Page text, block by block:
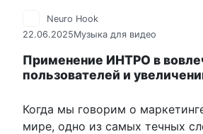
Neuro Hook
22.06.2025Музыка для видео
Применение ИНТРО в
пользователей и
Когда мы говорим о
мире, одно из самых течных